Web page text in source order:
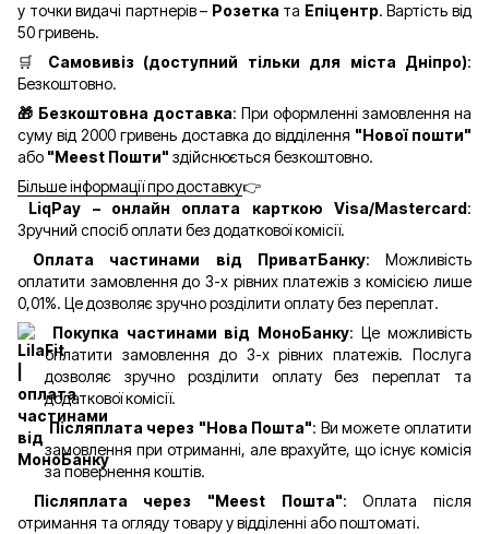
у точки видачі партнерів – Розетка та Епіцентр. Вартість від
50 гривень.
🛒 Самовивіз (доступний тільки для міста Дніпро):
Безкоштовно.
🎁 Безкоштовна доставка: При оформленні замовлення на
суму від 2000 гривень доставка до відділення "Нової пошти"
або "Meest Пошти" здійснюється безкоштовно.
Більше інформації про доставку👉
LiqPay – онлайн оплата карткою Visa/Mastercard:
Зручний спосіб оплати без додаткової комісії.
Оплата частинами від ПриватБанку: Можливість
оплатити замовлення до 3-х рівних платежів з комісією лише
0,01%. Це дозволяє зручно розділити оплату без переплат.
Покупка частинами від МоноБанку: Це можливість
оплатити замовлення до 3-х рівних платежів. Послуга
дозволяє зручно розділити оплату без переплат та
додаткової комісії.
Післяплата через "Нова Пошта": Ви можете оплатити
замовлення при отриманні, але врахуйте, що існує комісія
за повернення коштів.
Післяплата через "Meest Пошта": Оплата після
отримання та огляду товару у відділенні або поштоматі.